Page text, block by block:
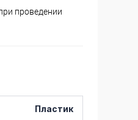
проведении
Пластик